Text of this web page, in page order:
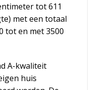
tot 611
met een totaal
tot en met 3500
A-kwaliteit
huis